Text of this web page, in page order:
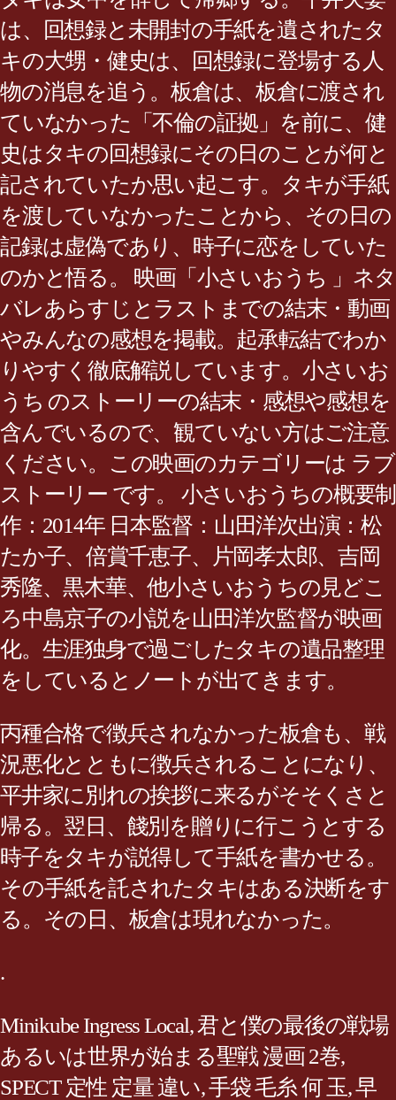
は、回想録と未開封の手紙を遺されたタ
キの大甥・健史は、回想録に登場する人
物の消息を追う。板倉は、板倉に渡され
ていなかった「不倫の証拠」を前に、健
史はタキの回想録にその日のことが何と
記されていたか思い起こす。タキが手紙
を渡していなかったことから、その日の
記録は虚偽であり、時子に恋をしていた
のかと悟る。 映画「小さいおうち 」ネタ
バレあらすじとラストまでの結末・動画
やみんなの感想を掲載。起承転結でわか
りやすく徹底解説しています。小さいお
うち のストーリーの結末・感想や感想を
含んでいるので、観ていない方はご注意
ください。この映画のカテゴリーは ラブ
ストーリー です。 小さいおうちの概要制
作：2014年 日本監督：山田洋次出演：松
たか子、倍賞千恵子、片岡孝太郎、吉岡
秀隆、黒木華、他小さいおうちの見どこ
ろ中島京子の小説を山田洋次監督が映画
化。生涯独身で過ごしたタキの遺品整理
をしているとノートが出てきます。
丙種合格で徴兵されなかった板倉も、戦
況悪化とともに徴兵されることになり、
平井家に別れの挨拶に来るがそそくさと
帰る。翌日、餞別を贈りに行こうとする
時子をタキが説得して手紙を書かせる。
その手紙を託されたタキはある決断をす
る。その日、板倉は現れなかった。
.
Minikube Ingress Local,君と僕の最後の戦場
あるいは世界が始まる聖戦 漫画 2巻,
SPECT 定性 定量 違い,手袋 毛糸 何 玉,早